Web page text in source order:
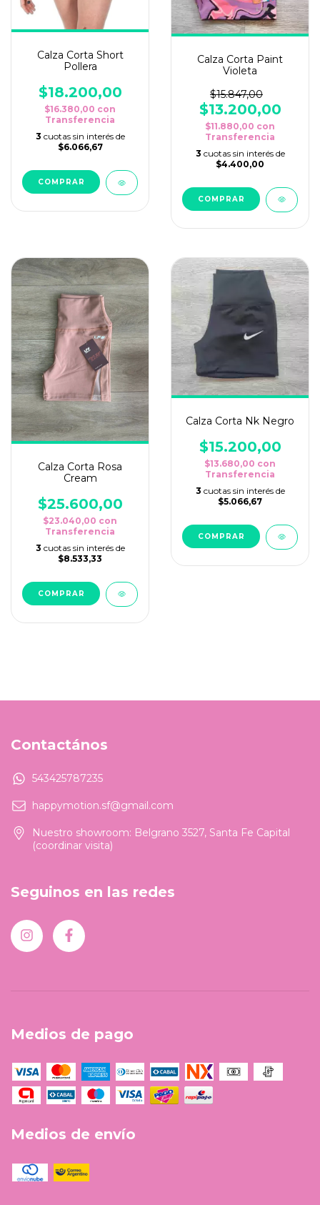
Calza Corta Short
Pollera
$18.200,00
$16.380,00 con
Transferencia
3 cuotas sin interés de
$6.066,67
COMPRAR
Calza Corta Paint
Violeta
$15.847,00
$13.200,00
$11.880,00 con
Transferencia
3 cuotas sin interés de
$4.400,00
COMPRAR
Calza Corta Rosa
Cream
$25.600,00
$23.040,00 con
Transferencia
3 cuotas sin interés de
$8.533,33
COMPRAR
Calza Corta Nk Negro
$15.200,00
$13.680,00 con
Transferencia
3 cuotas sin interés de
$5.066,67
COMPRAR
Contactános
543425787235
happymotion.sf@gmail.com
Nuestro showroom: Belgrano 3527, Santa Fe Capital
(coordinar visita)
Seguinos en las redes
Medios de pago
Medios de envío